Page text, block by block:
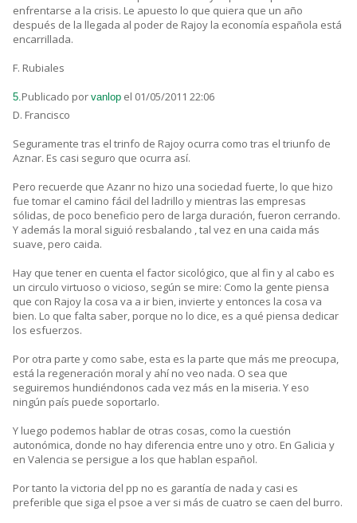
enfrentarse a la crisis. Le apuesto lo que quiera que un año
después de la llegada al poder de Rajoy la economía española está
encarrillada.
F. Rubiales
5.Publicado por vanlop el 01/05/2011 22:06
D. Francisco
Seguramente tras el trinfo de Rajoy ocurra como tras el triunfo de
Aznar. Es casi seguro que ocurra así.
Pero recuerde que Azanr no hizo una sociedad fuerte, lo que hizo
fue tomar el camino fácil del ladrillo y mientras las empresas
sólidas, de poco beneficio pero de larga duración, fueron cerrando.
Y además la moral siguió resbalando , tal vez en una caida más
suave, pero caida.
Hay que tener en cuenta el factor sicológico, que al fin y al cabo es
un circulo virtuoso o vicioso, según se mire: Como la gente piensa
que con Rajoy la cosa va a ir bien, invierte y entonces la cosa va
bien. Lo que falta saber, porque no lo dice, es a qué piensa dedicar
los esfuerzos.
Por otra parte y como sabe, esta es la parte que más me preocupa,
está la regeneración moral y ahí no veo nada. O sea que
seguiremos hundiéndonos cada vez más en la miseria. Y eso
ningún país puede soportarlo.
Y luego podemos hablar de otras cosas, como la cuestión
autonómica, donde no hay diferencia entre uno y otro. En Galicia y
en Valencia se persigue a los que hablan español.
Por tanto la victoria del pp no es garantía de nada y casi es
preferible que siga el psoe a ver si más de cuatro se caen del burro.